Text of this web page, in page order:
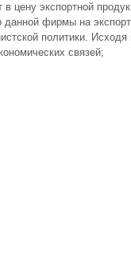
в цену экспортной
данной фирмы на
политики.
связей;